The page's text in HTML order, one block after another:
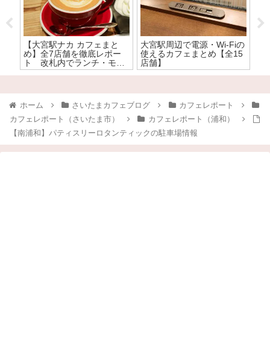
【大宮駅ナカ カフェまと
め】全7店舗を徹底レポー
ト 改札内でランチ・モー
ニングが楽しめる大宮駅ナ
大宮駅周辺で電源・Wi-Fiの
使えるカフェまとめ【全15
店舗】
ホーム さいたまカフェブログ
カフェレポート
カフェレポート（さいたま市）
カフェレポート（浦和）
【南浦和】パティスリーロタンティックの駐車場情報